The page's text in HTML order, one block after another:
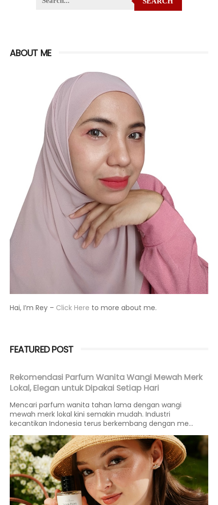
ABOUT ME
Hai, I’m Rey – Click Here to more about me.
FEATURED POST
Rekomendasi Parfum Wanita Wangi Mewah Merk
Lokal, Elegan untuk Dipakai Setiap Hari
Mencari parfum wanita tahan lama dengan wangi
mewah merk lokal kini semakin mudah. Industri
kecantikan Indonesia terus berkembang dengan me...